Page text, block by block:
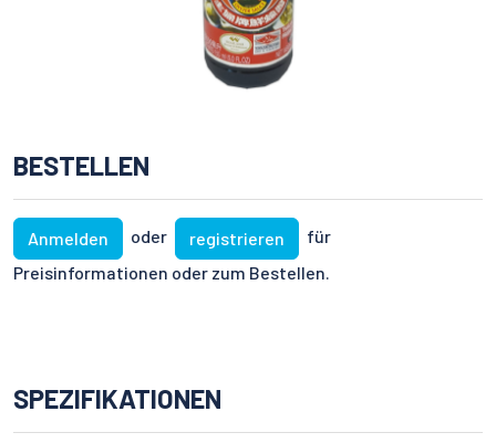
BESTELLEN
Anmelden oder registrieren
für
Preisinformationen oder zum Bestellen.
SPEZIFIKATIONEN